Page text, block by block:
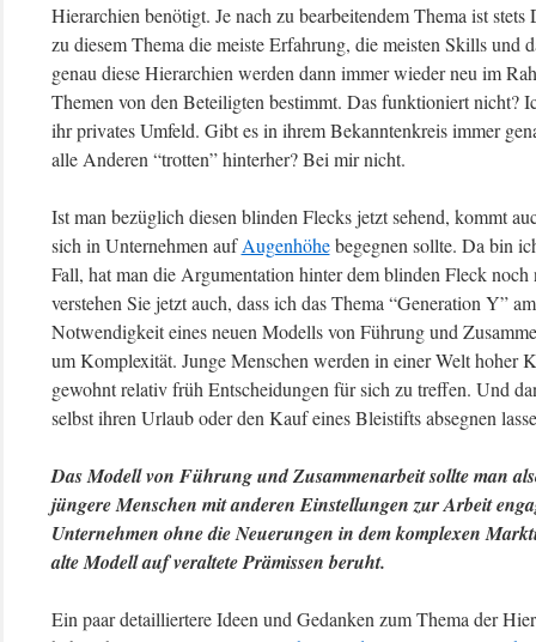
Hierarchien benötigt. Je nach zu bearbeitendem Thema ist
zu diesem Thema die meiste Erfahrung, die meisten Skills und
genau diese Hierarchien werden dann immer wieder neu im
Themen von den Beteiligten bestimmt. Das funktioniert nicht?
ihr privates Umfeld. Gibt es in ihrem Bekanntenkreis immer
alle Anderen “trotten” hinterher? Bei mir nicht.
Ist man bezüglich diesen blinden Flecks jetzt sehend, kommt
sich in Unternehmen aufAugenhöhebegegnen sollte. Da bin
Fall, hat man die Argumentation hinter dem blinden Fleck
verstehen Sie jetzt auch, dass ich das Thema “Generation Y”
Notwendigkeit eines neuen Modells von Führung und
um Komplexität. Junge Menschen werden in einer Welt hoher
gewohnt relativ früh Entscheidungen für sich zu treffen. Und
selbst ihren Urlaub oder den Kauf eines Bleistifts absegnen
Das Modell von Führung und Zusammenarbeit sollte man
jüngere Menschen mit anderen Einstellungen zur Arbeit
Unternehmen ohne die Neuerungen in dem komplexen
alte Modell auf veraltete Prämissen beruht.
Ein paar detailliertere Ideen und Gedanken zum Thema der